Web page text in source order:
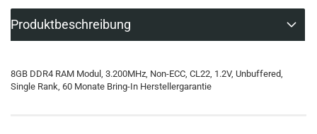
Produktbeschreibung
8GB DDR4 RAM Modul, 3.200MHz, Non-ECC, CL22, 1.2V, Unbuffered,
Single Rank, 60 Monate Bring-In Herstellergarantie